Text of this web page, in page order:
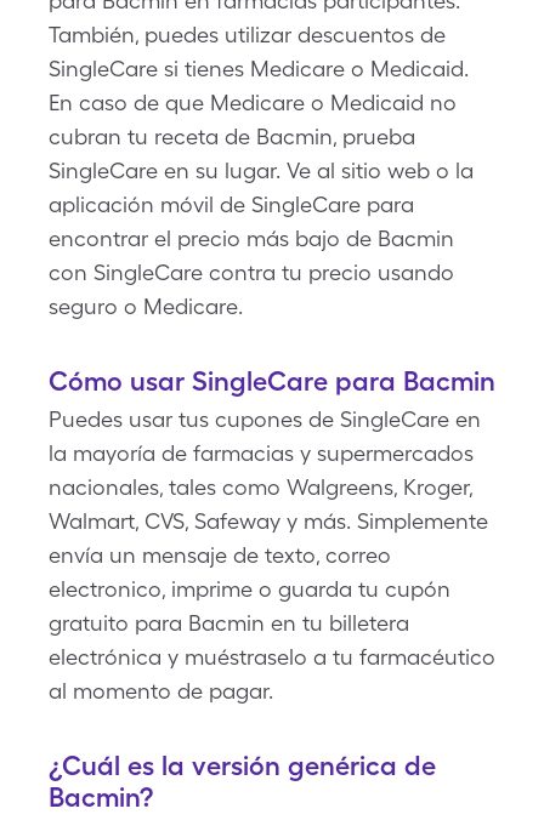
También, puedes utilizar descuentos de
SingleCare si tienes Medicare o Medicaid.
En caso de que Medicare o Medicaid no
cubran tu receta de Bacmin, prueba
SingleCare en su lugar. Ve al sitio web o la
aplicación móvil de SingleCare para
encontrar el precio más bajo de Bacmin
con SingleCare contra tu precio usando
seguro o Medicare.
Cómo usar SingleCare para Bacmin
Puedes usar tus cupones de SingleCare en
la mayoría de farmacias y supermercados
nacionales, tales como Walgreens, Kroger,
Walmart, CVS, Safeway y más. Simplemente
envía un mensaje de texto, correo
electronico, imprime o guarda tu cupón
gratuito para Bacmin en tu billetera
electrónica y muéstraselo a tu farmacéutico
al momento de pagar.
¿Cuál es la versión genérica de
Bacmin?